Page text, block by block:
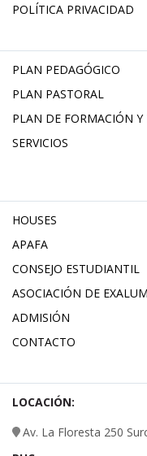
POLÍTICA PRIVACIDAD
PLAN PEDAGÓGICO
PLAN PASTORAL
PLAN DE FORMACIÓN Y
SERVICIOS
HOUSES
APAFA
CONSEJO ESTUDIANTIL
ASOCIACIÓN DE
ADMISIÓN
CONTACTO
LOCACIÓN:
Av. La Floresta 250